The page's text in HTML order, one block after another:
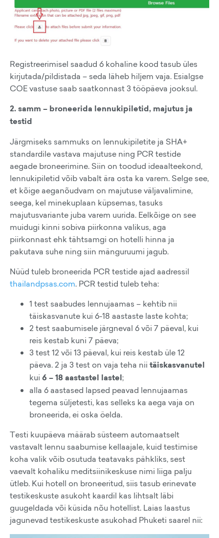
Registreerimisel saadud 6 kohaline kood tasub üles
kirjutada/pildistada – seda läheb hiljem vaja. Esialgse
COE vastuse saab saatkonnast 3 tööpäeva jooksul.
2. samm – broneerida lennukipiletid, majutus ja
testid
Järgmiseks sammuks on lennukipiletite ja SHA+
standardile vastava majutuse ning PCR testide
aegade broneerimine. Siin on toodud ideaalteekond,
lennukipiletid võib vabalt ära osta ka varem. Selge see,
et kõige aeganõudvam on majutuse väljavalimine,
seega, kel minekuplaan küpsemas, tasuks
majutusvariante juba varem uurida. Eelkõige on see
muidugi kinni sobiva piirkonna valikus, aga
piirkonnast ehk tähtsamgi on hotelli hinna ja
pakutava suhe ning siin mänguruumi jagub.
Nüüd tuleb broneerida PCR testide ajad aadressil
thailandpsas.com. PCR testid tuleb teha:
1 test saabudes lennujaamas – kehtib nii
täiskasvanute kui 6-18 aastaste laste kohta;
2 test saabumisele järgneval 6 või 7 päeval, kui
reis kestab kuni 7 päeva;
3 test 12 või 13 päeval, kui reis kestab üle 12
päeva. 2 ja 3 test on vaja teha nii täiskasvanutel
kui 6 – 18 aastastel lastel;
alla 6 aastased lapsed peavad lennujaamas
tegema süljetesti, kas selleks ka aega vaja on
broneerida, ei oska öelda.
Testi kuupäeva määrab süsteem automaatselt
vastavalt lennu saabumise kellaajale, kuid testimise
koha valik võib osutuda teatavaks pähkliks, sest
vaevalt kohaliku meditsiinikeskuse nimi liiga palju
ütleb. Kui hotell on broneeritud, siis tasub erinevate
testikeskuste asukoht kaardil kas lihtsalt läbi
guugeldada või küsida nõu hotellist. Laias laastus
jagunevad testikeskuste asukohad Phuketi saarel nii: